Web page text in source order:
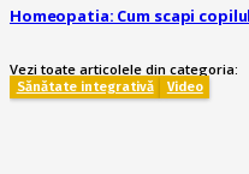
Homeopatia: Cum scapi
Vezi toate articolele din categoria:
Sănătate integrativă Video